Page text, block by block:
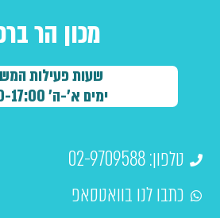
מכון הר
שעות פעילות
ימים א'-ה' 8:30-17:00
טלפון: 02-9709588
כתבו לנו בוואטסאפ